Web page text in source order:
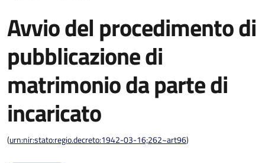
Avvio del procedimento di
pubblicazione di
matrimonio da parte di
incaricato
(urn:nir:stato:regio.decreto:1942-03-16;262~art96)